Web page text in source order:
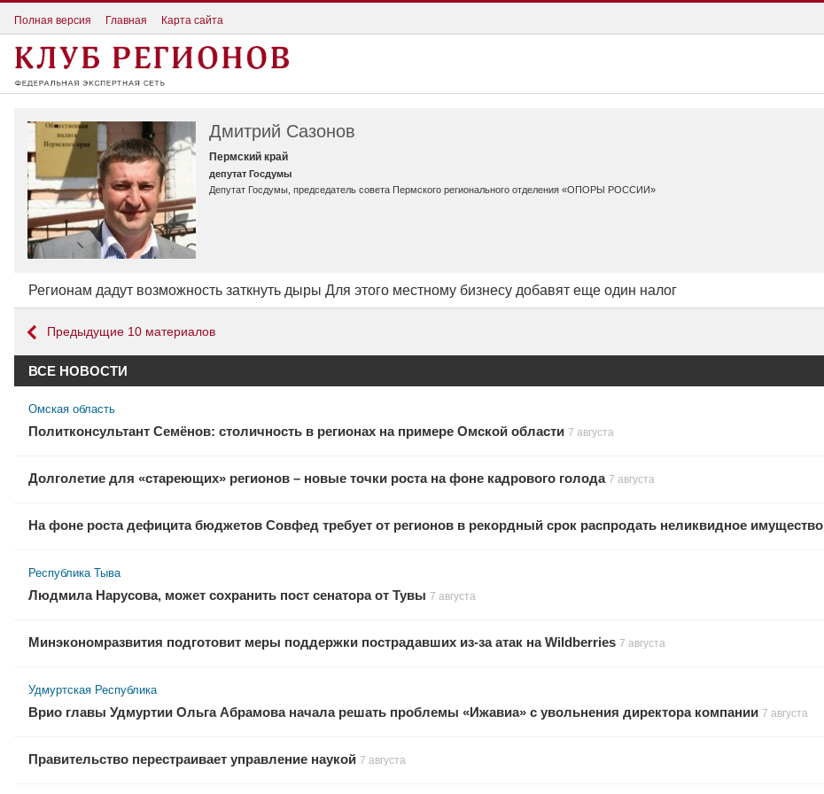
Полная версия Главная Карта сайта
Дмитрий Сазонов
Пермский край
депутат Госдумы
Депутат Госдумы, председатель совета Пермского регионального отделения «ОПОРЫ РОССИИ»
Регионам дадут возможность заткнуть дыры Для этого местному бизнесу добавят еще один налог
Предыдущие 10 материалов
ВСЕ НОВОСТИ
Омская область
Политконсультант Семёнов: столичность в регионах на примере Омской области 7 августа
Долголетие для «стареющих» регионов – новые точки роста на фоне кадрового голода 7 августа
На фоне роста дефицита бюджетов Совфед требует от регионов в рекордный срок распродать неликвидное имущество
Республика Тыва
Людмила Нарусова, может сохранить пост сенатора от Тувы 7 августа
Минэкономразвития подготовит меры поддержки пострадавших из-за атак на Wildberries 7 августа
Удмуртская Республика
Врио главы Удмуртии Ольга Абрамова начала решать проблемы «Ижавиа» с увольнения директора компании 7 августа
Правительство перестраивает управление наукой 7 августа